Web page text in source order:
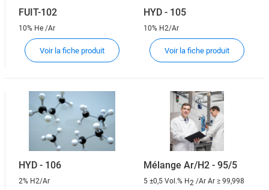
FUIT-102
10% He /Ar
Voir la fiche produit
HYD - 105
10% H2/Ar
Voir la fiche produit
HYD - 106
2% H2/Ar
Mélange Ar/H2 - 95/5
5 ±0,5 Vol.% H2 /Ar Ar ≥ 99,998